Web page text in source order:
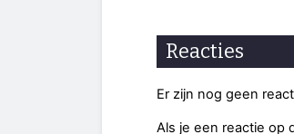
Reacties
Er zijn nog geen
Als je een reactie op